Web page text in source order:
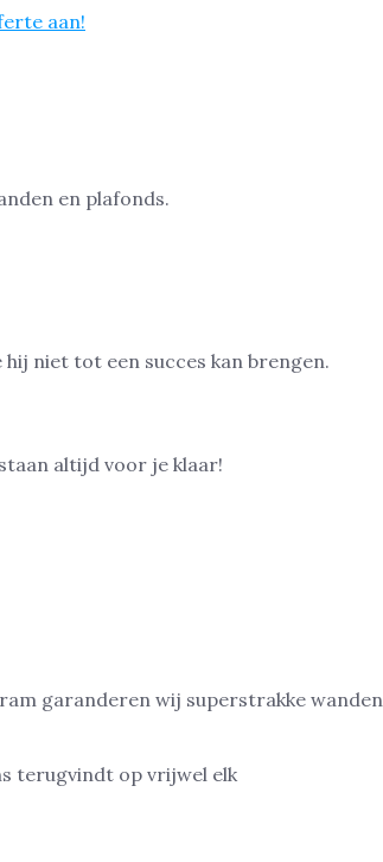
aan!
altijd voor je klaar!
garanderen wij superstrakke wanden
terugvindt op vrijwel elk